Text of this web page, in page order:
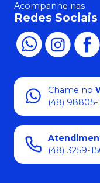
Acompanhe nas
Redes Sociais
Chame no
(48) 98805-
(48) 3259-